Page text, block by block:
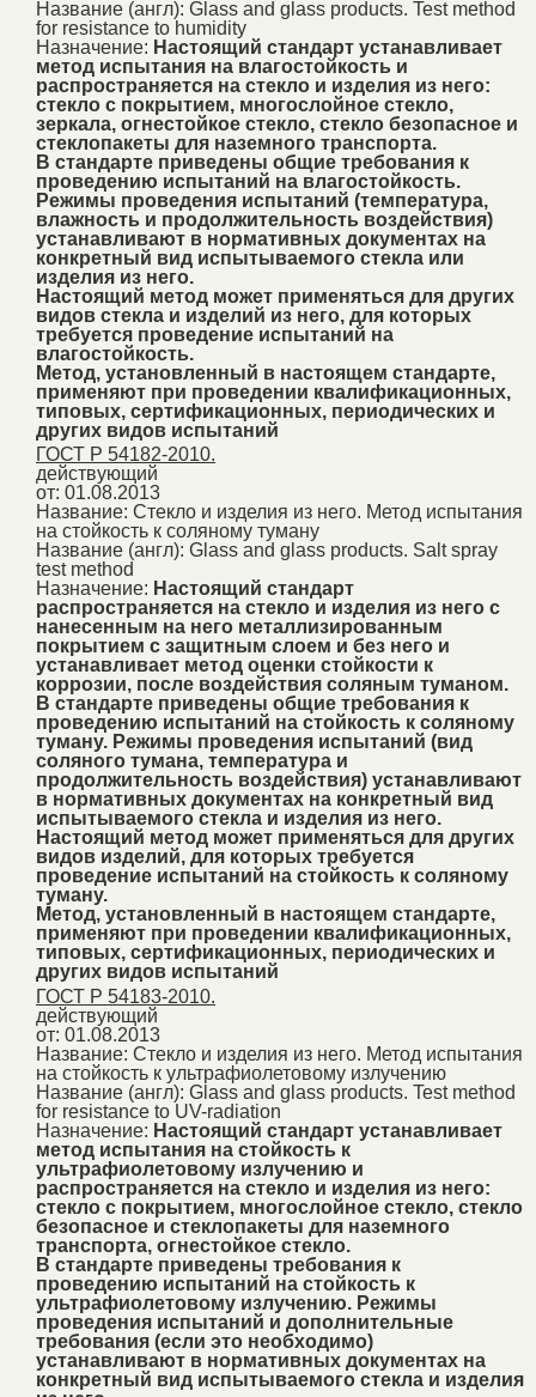
Название (англ): Glass and glass products. Test method
for resistance to humidity
Назначение: Настоящий стандарт устанавливает
метод испытания на влагостойкость и
распространяется на стекло и изделия из него:
стекло с покрытием, многослойное стекло,
зеркала, огнестойкое стекло, стекло безопасное и
стеклопакеты для наземного транспорта.
В стандарте приведены общие требования к
проведению испытаний на влагостойкость.
Режимы проведения испытаний (температура,
влажность и продолжительность воздействия)
устанавливают в нормативных документах на
конкретный вид испытываемого стекла или
изделия из него.
Настоящий метод может применяться для других
видов стекла и изделий из него, для которых
требуется проведение испытаний на
влагостойкость.
Метод, установленный в настоящем стандарте,
применяют при проведении квалификационных,
типовых, сертификационных, периодических и
других видов испытаний
ГОСТ Р 54182-2010.
действующий
от: 01.08.2013
Название: Стекло и изделия из него. Метод испытания
на стойкость к соляному туману
Название (англ): Glass and glass products. Salt spray
test method
Назначение: Настоящий стандарт
распространяется на стекло и изделия из него с
нанесенным на него металлизированным
покрытием с защитным слоем и без него и
устанавливает метод оценки стойкости к
коррозии, после воздействия соляным туманом.
В стандарте приведены общие требования к
проведению испытаний на стойкость к соляному
туману. Режимы проведения испытаний (вид
соляного тумана, температура и
продолжительность воздействия) устанавливают
в нормативных документах на конкретный вид
испытываемого стекла и изделия из него.
Настоящий метод может применяться для других
видов изделий, для которых требуется
проведение испытаний на стойкость к соляному
туману.
Метод, установленный в настоящем стандарте,
применяют при проведении квалификационных,
типовых, сертификационных, периодических и
других видов испытаний
ГОСТ Р 54183-2010.
действующий
от: 01.08.2013
Название: Стекло и изделия из него. Метод испытания
на стойкость к ультрафиолетовому излучению
Название (англ): Glass and glass products. Test method
for resistance to UV-radiation
Назначение: Настоящий стандарт устанавливает
метод испытания на стойкость к
ультрафиолетовому излучению и
распространяется на стекло и изделия из него:
стекло с покрытием, многослойное стекло, стекло
безопасное и стеклопакеты для наземного
транспорта, огнестойкое стекло.
В стандарте приведены требования к
проведению испытаний на стойкость к
ультрафиолетовому излучению. Режимы
проведения испытаний и дополнительные
требования (если это необходимо)
устанавливают в нормативных документах на
конкретный вид испытываемого стекла и изделия